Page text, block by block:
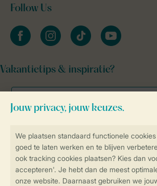
Veilig en snel online boeken
Veilige gegevensoverdracht
Follow Us
facebookinstagramtiktok youtube
Vakantietips & inspiratie?